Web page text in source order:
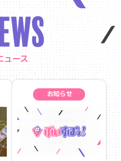
ュース
お知らせ